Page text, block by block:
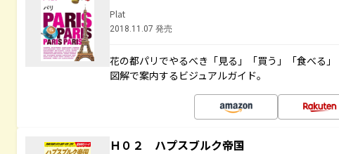
Plat
2018.11.07 発売
花の都パリでやるべき「見る」「買う」「食べる
図解で案内するビジュアルガイド。
Ｈ０２ ハプスブルク帝国